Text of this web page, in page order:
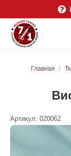
Вы здесь:
Главная
Артикул: 020062